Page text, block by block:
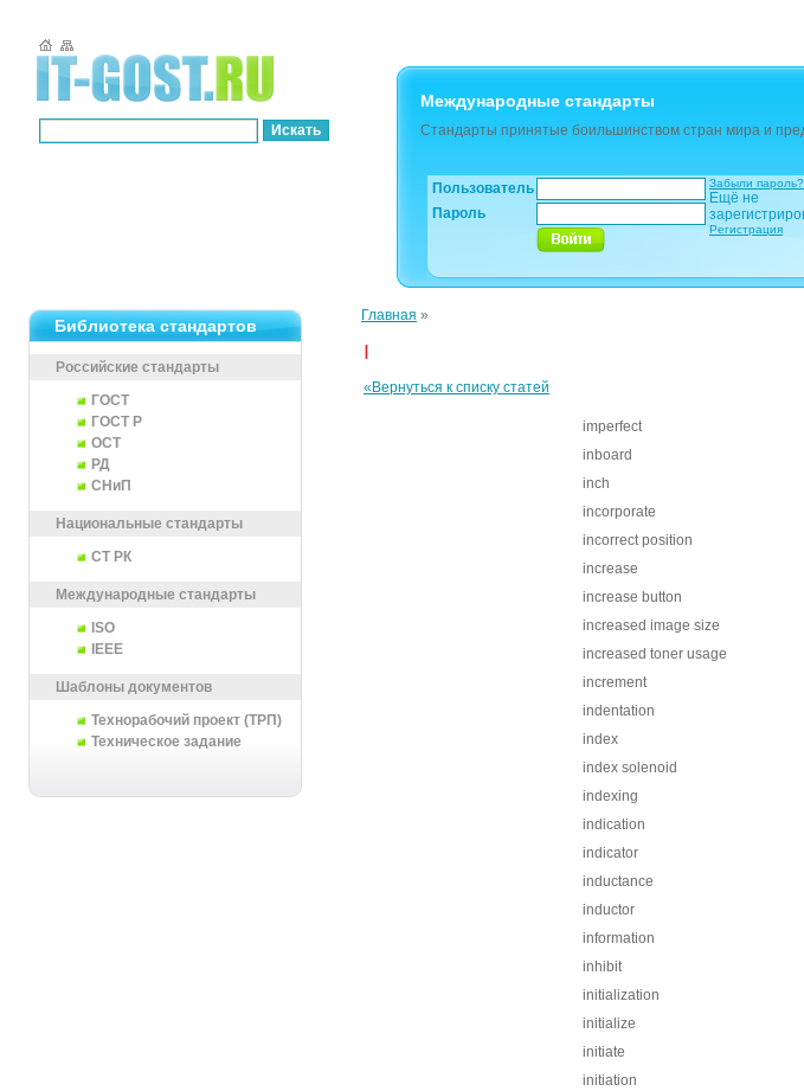
Международные стандарты
Стандарты принятые боильшинством стран мира и
Пользователь
Пароль
Забыли пароль?
Ещё не
Регистрация
Библиотека стандартов
Российские стандарты
ГОСТ
ГОСТ Р
ОСТ
РД
СНиП
Национальные стандарты
СТ РК
Международные стандарты
ISO
IEEE
Шаблоны документов
Технорабочий проект (ТРП)
Техническое задание
Главная »
I
«Вернуться к списку статей
imperfect
inboard
inch
incorporate
incorrect position
increase
increase button
increased image size
increased toner usage
increment
indentation
index
index solenoid
indexing
indication
indicator
inductance
inductor
information
inhibit
initialization
initialize
initiate
initiation